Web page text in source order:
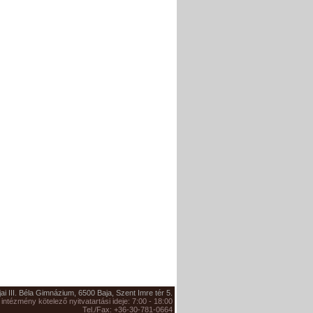
III. Béla Gimnázium, 6500 Baja, Szent Imre tér 5.
kötelező nyitvatartási ideje: 7:00 - 18:00
Tel./Fax: +36-30-781-0664